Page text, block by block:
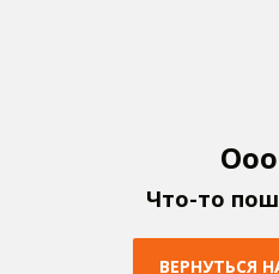
Ooo
Что-то пош
ВЕРНУТЬСЯ Н